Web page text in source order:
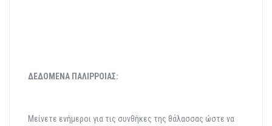
ΔΕΔΟΜΕΝΑ ΠΑΛΙΡΡΟΙΑΣ:
Μείνετε ενήμεροι για τις συνθήκες της θάλασσας ώστε να